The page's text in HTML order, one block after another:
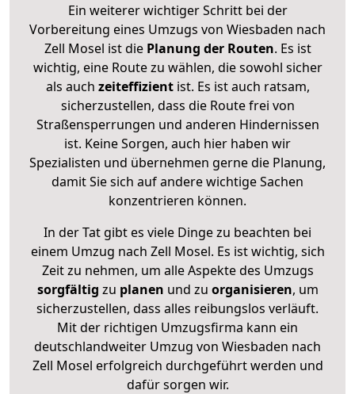
Ein weiterer wichtiger Schritt bei der
Vorbereitung eines Umzugs von Wiesbaden nach
Zell Mosel ist diePlanung der Routen. Es ist
wichtig, eine Route zu wählen, die sowohl sicher
als auch zeiteffizientist. Es ist auch ratsam,
sicherzustellen, dass die Route frei von
Straßensperrungen und anderen Hindernissen
ist. Keine Sorgen, auch hier haben wir
Spezialisten und übernehmen gerne die Planung,
damit Sie sich auf andere wichtige Sachen
konzentrieren können.
In der Tat gibt es viele Dinge zu beachten bei
einem Umzug nach Zell Mosel. Es ist wichtig, sich
Zeit zu nehmen, um alle Aspekte des Umzugs
sorgfältig zu planen und zu organisieren, um
sicherzustellen, dass alles reibungslos verläuft.
Mit der richtigen Umzugsfirma kann ein
deutschlandweiter Umzug von Wiesbaden nach
Zell Mosel erfolgreich durchgeführt werden und
dafür sorgen wir.